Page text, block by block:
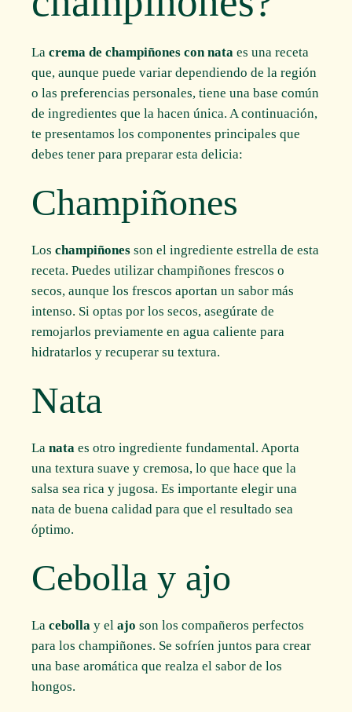
Lacrema de champiñones con nata es una receta
que, aunque puede variar dependiendo de la región
o las preferencias personales, tiene una base común
de ingredientes que la hacen única. A continuación,
te presentamos los componentes principales que
debes tener para preparar esta delicia:
Champiñones
Loschampiñones son el ingrediente estrella de esta
receta. Puedes utilizar champiñones frescos o
secos, aunque los frescos aportan un sabor más
intenso. Si optas por los secos, asegúrate de
remojarlos previamente en agua caliente para
hidratarlos y recuperar su textura.
Nata
Lanata es otro ingrediente fundamental. Aporta
una textura suave y cremosa, lo que hace que la
salsa sea rica y jugosa. Es importante elegir una
nata de buena calidad para que el resultado sea
óptimo.
Cebolla y ajo
Lacebolla y elajo son los compañeros perfectos
para los champiñones. Se sofríen juntos para crear
una base aromática que realza el sabor de los
hongos.